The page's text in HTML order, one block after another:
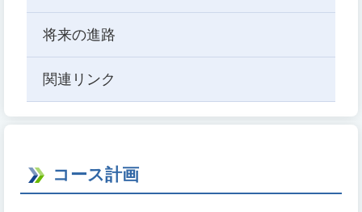
将来の進路
関連リンク
コース計画